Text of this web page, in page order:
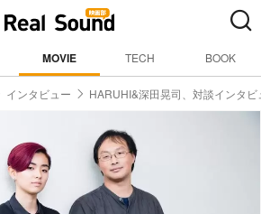
MOVIE TECH BOOK
インタビュー HARUHI&深田晃司、対談インタビ